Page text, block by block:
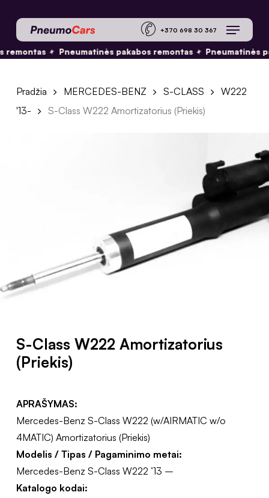
main
content
+370 698 30
Menu
✦Pneumatinės pakabos remontas✦Pneumatinės
Pradžia MERCEDES-BENZ S-CLASS
W222
'13-
S-Class W222 Amortizatorius (Priekis)
S-Class W222 Amortizatorius
(Priekis)
APRAŠYMAS:
Mercedes-Benz S-Class W222 (w/AIRMATIC w/o
4MATIC) Amortizatorius (Priekis)
Modelis / Tipas / Pagaminimo metai:
Mercedes-Benz S-Class W222 ’13 –
Katalogo kodai: